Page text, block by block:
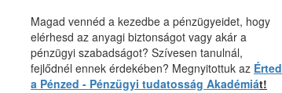
Magad vennéd a kezedbe a pénzügyeidet, hogy
elérhesd az anyagi biztonságot vagy akár a
pénzügyi szabadságot? Szívesen tanulnál,
fejlődnél ennek érdekében? Megnyitottuk az Érted
a Pénzed - Pénzügyi tudatosság Akadémiát!